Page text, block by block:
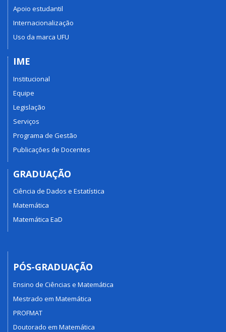
Apoio estudantil
Internacionalização
Uso da marca UFU
IME
Institucional
Equipe
Legislação
Serviços
Programa de Gestão
Publicações de Docentes
GRADUAÇÃO
Ciência de Dados e Estatística
Matemática
Matemática EaD
PÓS-GRADUAÇÃO
Ensino de Ciências e Matemática
Mestrado em Matemática
PROFMAT
Doutorado em Matemática